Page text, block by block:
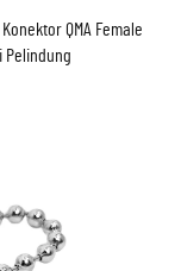
QMA Female
Pelindung